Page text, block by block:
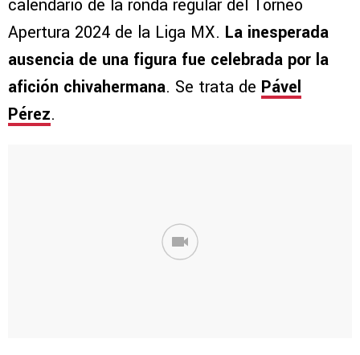
calendario de la ronda regular del Torneo
Apertura 2024 de la Liga MX. La inesperada
ausencia de una figura fue celebrada por la
afición chivahermana. Se trata de Pável
Pérez.